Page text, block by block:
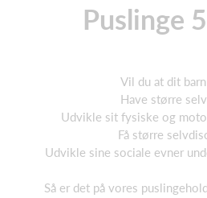
Puslinge
Vil du at dit
Have større
Udvikle sit fysiske og
Få større
Udvikle sine sociale evner
Så er det på vores